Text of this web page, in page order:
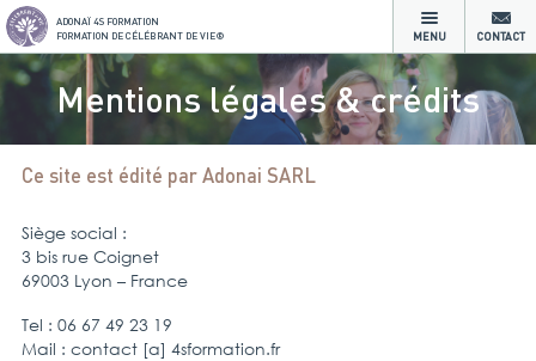
ADONAÏ 4S FORMATION
FORMATION DE CÉLÉBRANT DE VIE®
CONTACT
MENU
Mentions légales & crédits
Ce site est édité par Adonai SARL
Siège social :
3 bis rue Coignet
69003 Lyon – France
Tel : 06 67 49 23 19
Mail : contact [a] 4sformation.fr